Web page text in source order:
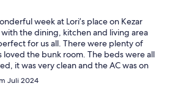
week at Lori’s place on Kezar
the dining, kitchen and living area
for us all. There were plenty of
the bunk room. The beds were all
it was very clean and the AC was on
hot week. The extra fridge in the
Juli 2024